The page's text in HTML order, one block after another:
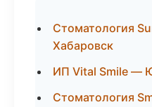
Стоматология
Хабаровск
ИП Vital Smile —
Стоматология